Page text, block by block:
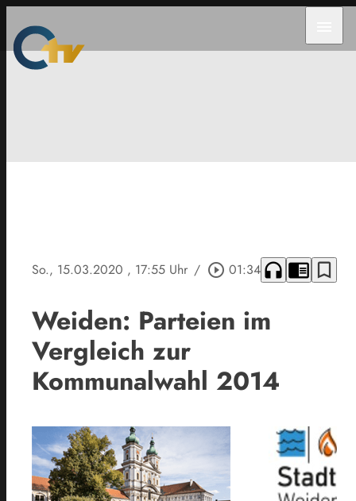
So., 15.03.2020 , 17:55 Uhr / play_circle_outline 01:34 headphones chrome_reader_mode bookmark_border
Weiden: Parteien im
Vergleich zur
Kommunalwahl 2014